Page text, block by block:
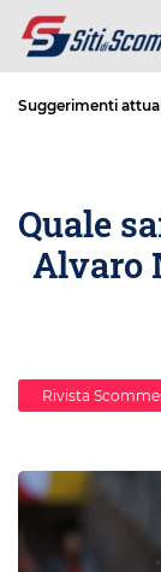
Suggerimenti
Quale
Alvaro
Rivista